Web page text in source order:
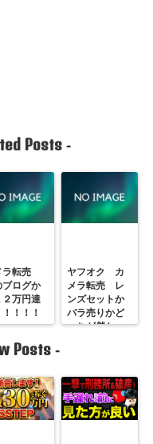
Posts-
ラ転売
ブログか
２万円達
！！！
ヤフオク カ
メラ転売 レ
ンズセットか
バラ売りかど
っちが儲か
Posts -